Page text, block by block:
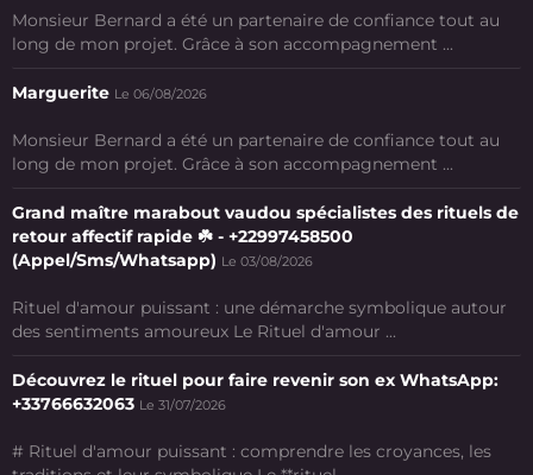
Monsieur Bernard a été un partenaire de confiance tout au
long de mon projet. Grâce à son accompagnement ...
Marguerite Le 06/08/2026
Monsieur Bernard a été un partenaire de confiance tout au
long de mon projet. Grâce à son accompagnement ...
Grand maître marabout vaudou spécialistes des rituels de
retour affectif rapide ☘️ - +22997458500
(Appel/Sms/Whatsapp) Le 03/08/2026
Rituel d'amour puissant : une démarche symbolique autour
des sentiments amoureux Le Rituel d'amour ...
Découvrez le rituel pour faire revenir son ex WhatsApp:
+33766632063 Le 31/07/2026
# Rituel d'amour puissant : comprendre les croyances, les